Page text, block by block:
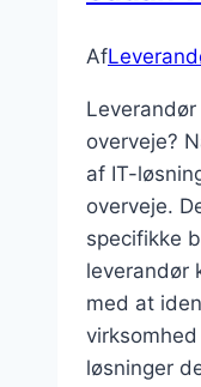
Af
overveje?
af IT-
overveje.
specifikke
leverandør
med at
løsninger